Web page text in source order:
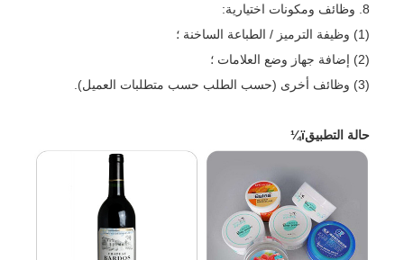
8. وظائف ومكونات اختيارية:
(1) وظيفة الترميز / الطباعة الساخنة ؛
(2) إضافة جهاز وضع العلامات ؛
(3) وظائف أخرى (حسب الطلب حسب متطلبات العميل).
حالة التطبيقï¼